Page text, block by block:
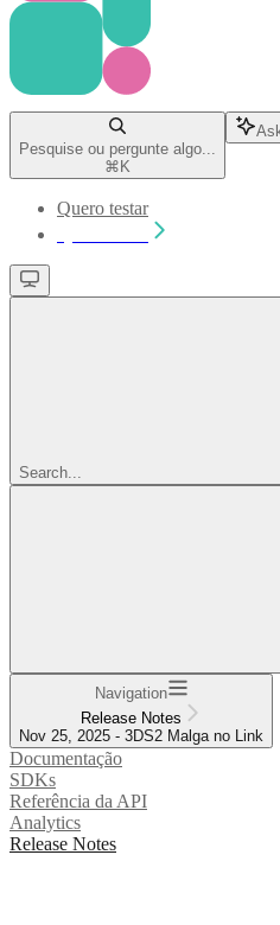
Pesquise ou pergunte algo...
⌘ K
Quero testar
Search...
Navigation
Release Notes
Nov 25, 2025 - 3DS2 Malga no Link
Documentação
SDKs
Referência da API
Analytics
Release Notes